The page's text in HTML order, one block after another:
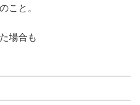
こと。
場合も